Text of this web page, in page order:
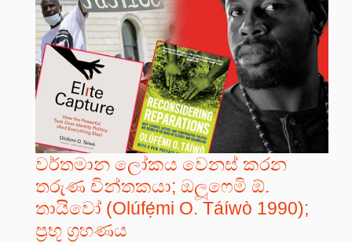
වර්තමාන ලෝකය වෙනස් කරන
තරුණ චින්තකයා; ඔලූෆෙමි ඕ.
තායිවෝ (Olúfẹ́mi O. Táíwò 1990);
ප්‍රභූ ග්‍රහණය